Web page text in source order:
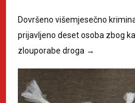
Dovršeno višemjesečno
prijavljeno deset osoba zbog
zlouporabe droga →